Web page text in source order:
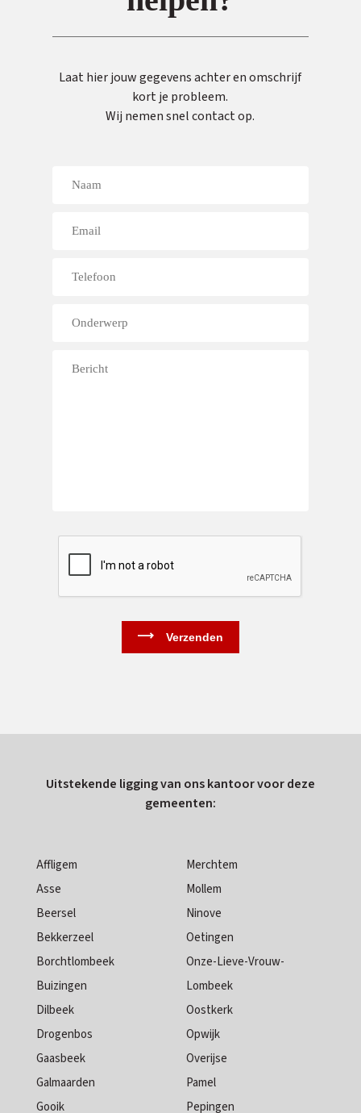
Laat hier jouw gegevens achter en omschrijf
kort je probleem.
Wij nemen snel contact op.
Uitstekende ligging van ons kantoor voor deze
gemeenten:
Affligem
Asse
Beersel
Bekkerzeel
Borchtlombeek
Buizingen
Dilbeek
Drogenbos
Gaasbeek
Galmaarden
Gooik
Merchtem
Mollem
Ninove
Oetingen
Onze-Lieve-Vrouw-
Lombeek
Oostkerk
Opwijk
Overijse
Pamel
Pepingen